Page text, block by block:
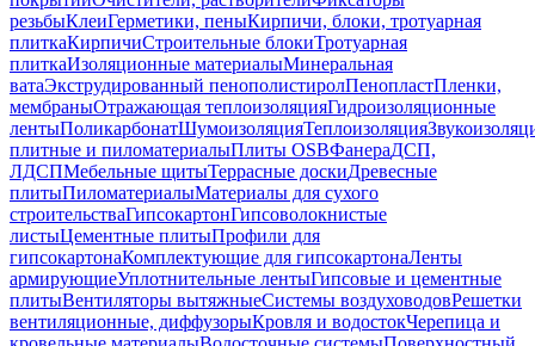
резьбыКлеиГерметики, пеныКирпичи, блоки, тротуарная
плиткаКирпичиСтроительные блокиТротуарная
плиткаИзоляционные материалыМинеральная
ватаЭкструдированный пенополистиролПенопластПленки,
мембраныОтражающая теплоизоляцияГидроизоляционные
лентыПоликарбонатШумоизоляцияТеплоизоляция
плитные и пиломатериалыПлиты OSBФанераДСП,
ЛДСПМебельные щитыТеррасные доскиДревесные
плитыПиломатериалыМатериалы для сухого
строительстваГипсокартонГипсоволокнистые
листыЦементные плитыПрофили для
гипсокартонаКомплектующие для гипсокартонаЛенты
армирующиеУплотнительные лентыГипсовые и цементные
плитыВентиляторы вытяжныеСистемы воздуховодовРешетки
вентиляционные, диффузорыКровля и водостокЧерепица и